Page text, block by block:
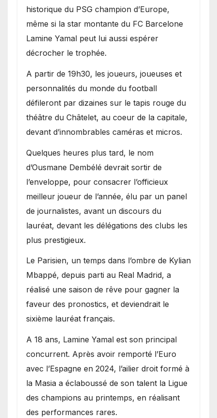
historique du PSG champion d’Europe,
même si la star montante du FC Barcelone
Lamine Yamal peut lui aussi espérer
décrocher le trophée.
A partir de 19h30, les joueurs, joueuses et
personnalités du monde du football
défileront par dizaines sur le tapis rouge du
théâtre du Châtelet, au coeur de la capitale,
devant d’innombrables caméras et micros.
Quelques heures plus tard, le nom
d’Ousmane Dembélé devrait sortir de
l’enveloppe, pour consacrer l’officieux
meilleur joueur de l’année, élu par un panel
de journalistes, avant un discours du
lauréat, devant les délégations des clubs les
plus prestigieux.
Le Parisien, un temps dans l’ombre de Kylian
Mbappé, depuis parti au Real Madrid, a
réalisé une saison de rêve pour gagner la
faveur des pronostics, et deviendrait le
sixième lauréat français.
A 18 ans, Lamine Yamal est son principal
concurrent. Après avoir remporté l’Euro
avec l’Espagne en 2024, l’ailier droit formé à
la Masia a éclaboussé de son talent la Ligue
des champions au printemps, en réalisant
des performances rares.